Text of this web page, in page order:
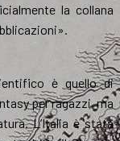
la collana
è quello di
per ragazzi, ma
L’Italia è stata